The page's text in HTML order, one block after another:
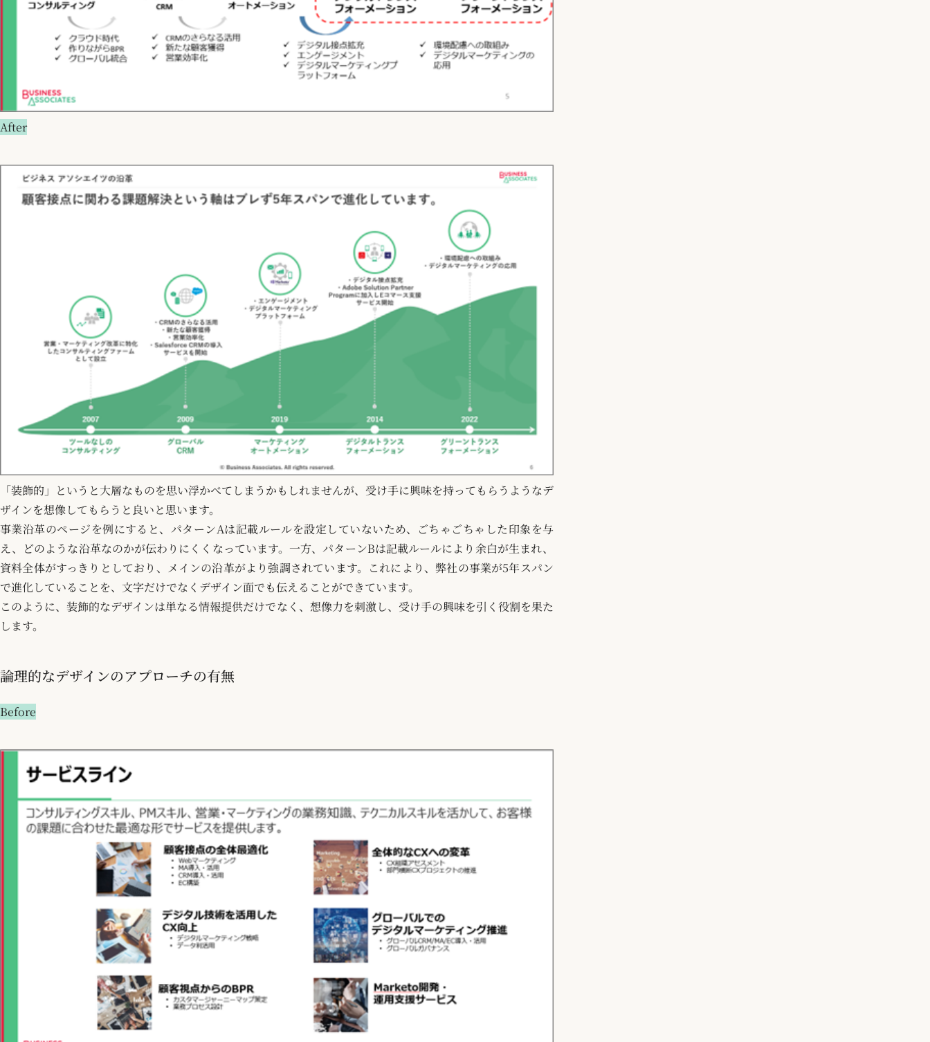
After
「装飾的」というと大層なものを思い浮かべてしまうかもしれませんが、受け手に興味を持ってもらうようなデ
ザインを想像してもらうと良いと思います。
事業沿革のページを例にすると、パターンAは記載ルールを設定していないため、ごちゃごちゃした印象を与
え、どのような沿革なのかが伝わりにくくなっています。一方、パターンBは記載ルールにより余白が生まれ、
資料全体がすっきりとしており、メインの沿革がより強調されています。これにより、弊社の事業が5年スパン
で進化していることを、文字だけでなくデザイン面でも伝えることができています。
このように、装飾的なデザインは単なる情報提供だけでなく、想像力を刺激し、受け手の興味を引く役割を果た
します。
論理的なデザインのアプローチの有無
Before